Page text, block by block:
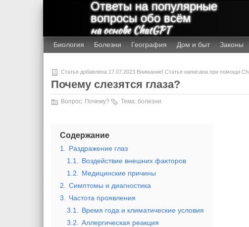
Ответы на популярные
вопросы обо всём
на основе ChatGPT
Биология Болезни География Дом и быт Законы
Статья добавлена 17.07.2023 Внимание! Статья написана при помощи
Почему слезятся глаза?
Вопрос: Почему? Тема: болезни
Содержание
1.
Раздражение глаз
1.1.
Воздействие внешних факторов
1.2.
Медицинские причины
2.
Симптомы и диагностика
3.
Частота проявления
3.1.
Время года и климатические условия
3.2.
Аллергическая реакция